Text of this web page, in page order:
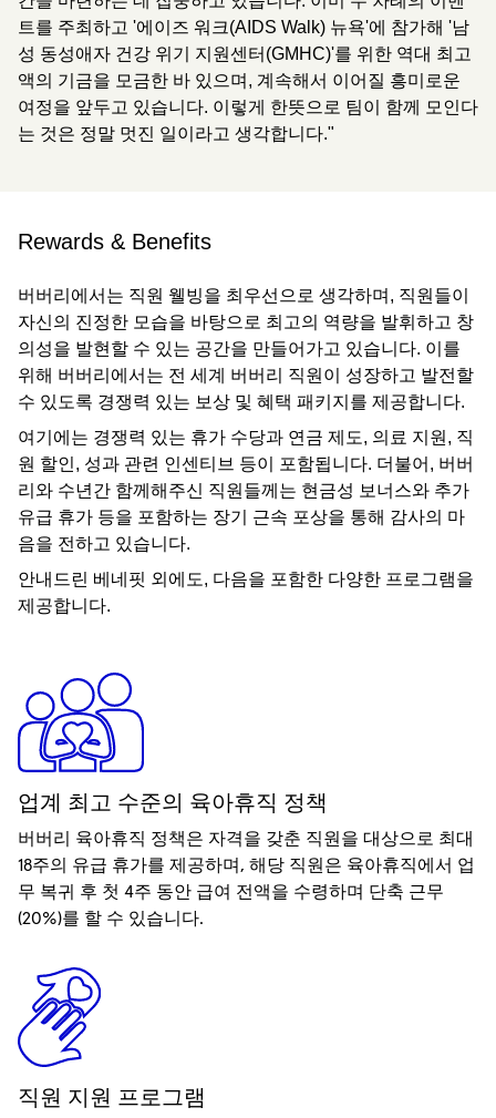
트를 주최하고 '에이즈 워크(AIDS Walk) 뉴욕'에 참가해 '남
성 동성애자 건강 위기 지원센터(GMHC)'를 위한 역대 최고
액의 기금을 모금한 바 있으며, 계속해서 이어질 흥미로운
여정을 앞두고 있습니다. 이렇게 한뜻으로 팀이 함께 모인다
는 것은 정말 멋진 일이라고 생각합니다."
Rewards & Benefits
버버리에서는 직원 웰빙을 최우선으로 생각하며, 직원들이
자신의 진정한 모습을 바탕으로 최고의 역량을 발휘하고 창
의성을 발현할 수 있는 공간을 만들어가고 있습니다. 이를
위해 버버리에서는 전 세계 버버리 직원이 성장하고 발전할
수 있도록 경쟁력 있는 보상 및 혜택 패키지를 제공합니다.
여기에는 경쟁력 있는 휴가 수당과 연금 제도, 의료 지원, 직
원 할인, 성과 관련 인센티브 등이 포함됩니다. 더불어, 버버
리와 수년간 함께해주신 직원들께는 현금성 보너스와 추가
유급 휴가 등을 포함하는 장기 근속 포상을 통해 감사의 마
음을 전하고 있습니다.
안내드린 베네핏 외에도, 다음을 포함한 다양한 프로그램을
제공합니다.
업계 최고 수준의 육아휴직 정책
버버리 육아휴직 정책은 자격을 갖춘 직원을 대상으로 최대
18주의 유급 휴가를 제공하며, 해당 직원은 육아휴직에서 업
무 복귀 후 첫 4주 동안 급여 전액을 수령하며 단축 근무
(20%)를 할 수 있습니다.
직원 지원 프로그램